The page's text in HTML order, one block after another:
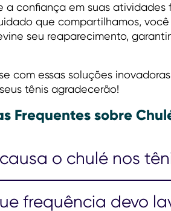
a confiança em suas atividades
que compartilhamos,
seu reaparecimento,
com essas soluções
tênis agradecerão!
Frequentes sobre
o chulé nos
frequência devo